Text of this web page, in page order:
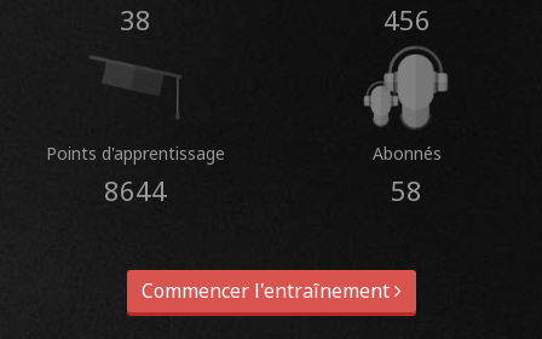
38 456
Points d'apprentissage
8644
Abonnés
58
Commencer l'entraînement